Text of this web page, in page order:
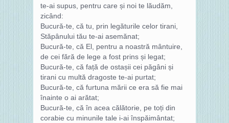
te-ai supus, pentru care și noi te lăudăm,
zicând:
Bucură-te, că tu, prin legăturile celor tirani,
Stăpânului tău te-ai asemănat;
Bucură-te, că El, pentru a noastră mântuire,
de cei fără de lege a fost prins și legat;
Bucură-te, că față de ostașii cei păgâni și
tirani cu multă dragoste te-ai purtat;
Bucură-te, că furtuna mării ce era să fie mai
înainte o ai arătat;
Bucură-te, că în acea călătorie, pe toți din
corabie cu minunile tale i-ai înspăimântat;